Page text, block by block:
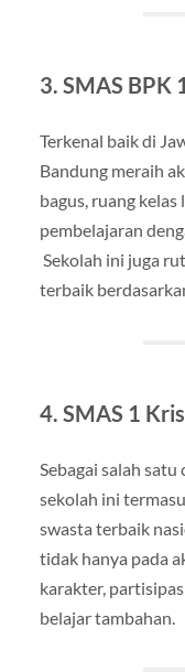
3. SMAS BPK
Terkenal baik di
Bandung meraih
bagus, ruang
pembelajaran
Sekolah ini juga
terbaik
4. SMAS 1
Sebagai salah
sekolah ini
swasta terbaik
tidak hanya pada
karakter,
belajar tambahan.